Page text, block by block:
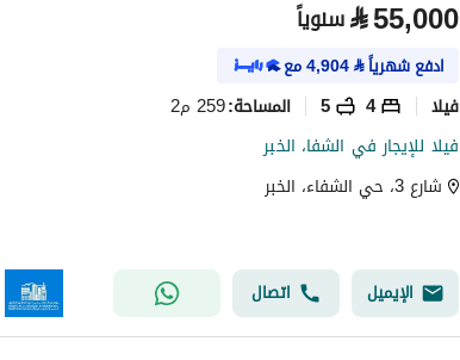
⃁55,000 سنوياً
ادفع شهرياً⃁
4,904مع
فیلا 4
5 المساحة:259 م2
فيلا للإيجار في الشفا، الخبر
شارع 3، حي الشفاء، الخبر
الإيميل اتصال